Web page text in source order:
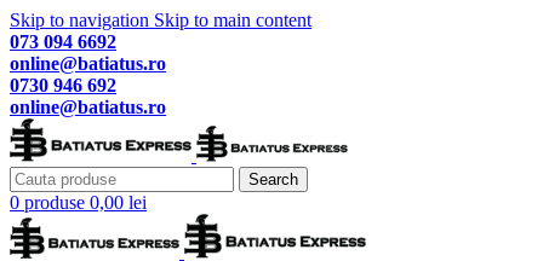
Skip to navigation Skip to main content
073 094 6692
online@batiatus.ro
0730 946 692
online@batiatus.ro
Search
0 produse 0,00 lei